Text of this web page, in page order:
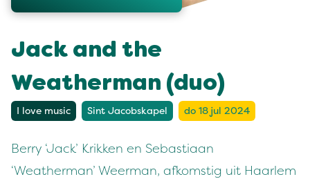
Jack and the
Weatherman (duo)
I love music Sint Jacobskapel do 18 jul 2024
Berry ‘Jack’ Krikken en Sebastiaan
‘Weatherman’ Weerman, afkomstig uit Haarlem